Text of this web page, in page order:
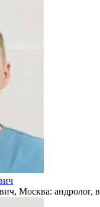
Москва: андролог,